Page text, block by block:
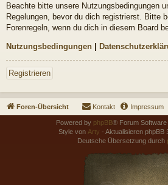
Beachte bitte unsere Nutzungsbedingungen
Regelungen, bevor du dich registrierst. Bitte
Forenregeln, wenn du dich in diesem Board
Nutzungsbedingungen |
Registrieren
Foren-Übersicht Impressum
Kontakt
Powered by phpBB® Forum Software
Style von Arty - Aktualisieren phpBB
Deutsche Übersetzung durch